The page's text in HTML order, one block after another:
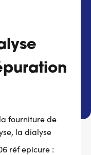
fourniture de
la dialyse
réf epicure :